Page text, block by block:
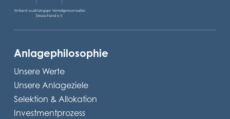
Anlagephilosophie
Unsere Werte
Unsere Anlageziele
Selektion & Allokation
Investmentprozess